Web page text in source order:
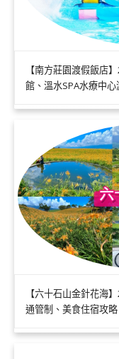
【南方莊園渡假飯店
館、溫水SPA水療中
【六十石山金針花海
通管制、美食住宿攻略